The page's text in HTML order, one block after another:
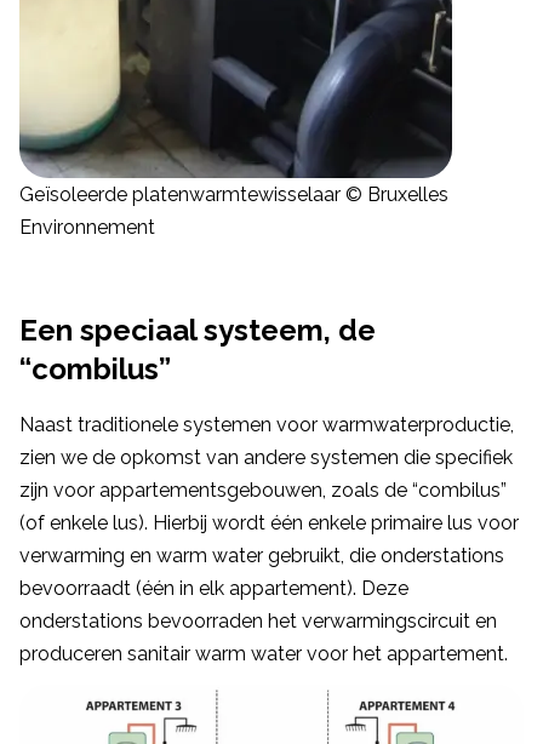
Geïsoleerde platenwarmtewisselaar © Bruxelles
Environnement
Een speciaal systeem, de
“combilus”
Naast traditionele systemen voor warmwaterproductie,
zien we de opkomst van andere systemen die specifiek
zijn voor appartementsgebouwen, zoals de “combilus”
(of enkele lus). Hierbij wordt één enkele primaire lus voor
verwarming en warm water gebruikt, die onderstations
bevoorraadt (één in elk appartement). Deze
onderstations bevoorraden het verwarmingscircuit en
produceren sanitair warm water voor het appartement.